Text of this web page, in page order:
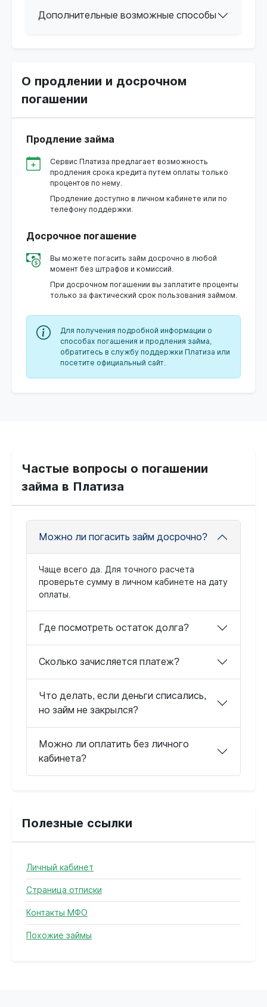
Дополнительные возможные способы
О продлении и досрочном
погашении
Продление займа
Сервис Платиза предлагает возможность
продления срока кредита путем оплаты только
процентов по нему.
Продление доступно в личном кабинете или по
телефону поддержки.
Досрочное погашение
Вы можете погасить займ досрочно в любой
момент без штрафов и комиссий.
При досрочном погашении вы заплатите проценты
только за фактический срок пользования займом.
Для получения подробной информации о
способах погашения и продления займа,
обратитесь в службу поддержки Платиза или
посетите официальный сайт.
Частые вопросы о погашении
займа в Платиза
Можно ли погасить займ досрочно?
Чаще всего да. Для точного расчета
проверьте сумму в личном кабинете на дату
оплаты.
Где посмотреть остаток долга?
Сколько зачисляется платеж?
Что делать, если деньги списались,
но займ не закрылся?
Можно ли оплатить без личного
кабинета?
Полезные ссылки
Личный кабинет
Страница отписки
Контакты МФО
Похожие займы